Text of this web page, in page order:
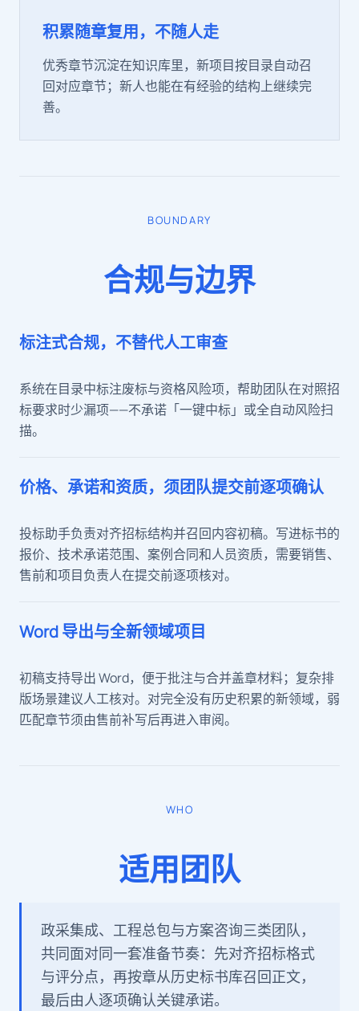
积累随章复用，不随人走
优秀章节沉淀在知识库里，新项目按目录自动召
回对应章节；新人也能在有经验的结构上继续完
善。
BOUNDARY
合规与边界
标注式合规，不替代人工审查
系统在目录中标注废标与资格风险项，帮助团队在对照招
标要求时少漏项——不承诺「一键中标」或全自动风险扫
描。
价格、承诺和资质，须团队提交前逐项确认
投标助手负责对齐招标结构并召回内容初稿。写进标书的
报价、技术承诺范围、案例合同和人员资质，需要销售、
售前和项目负责人在提交前逐项核对。
Word 导出与全新领域项目
初稿支持导出 Word，便于批注与合并盖章材料；复杂排
版场景建议人工核对。对完全没有历史积累的新领域，弱
匹配章节须由售前补写后再进入审阅。
WHO
适用团队
政采集成、工程总包与方案咨询三类团队，
共同面对同一套准备节奏：先对齐招标格式
与评分点，再按章从历史标书库召回正文，
最后由人逐项确认关键承诺。